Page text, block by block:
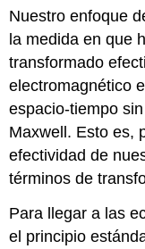
Nuestro enfoque
la medida en que
transformado
electromagnético
espacio-tiempo
Maxwell. Esto es,
efectividad de
términos de
Para llegar a las
el principio